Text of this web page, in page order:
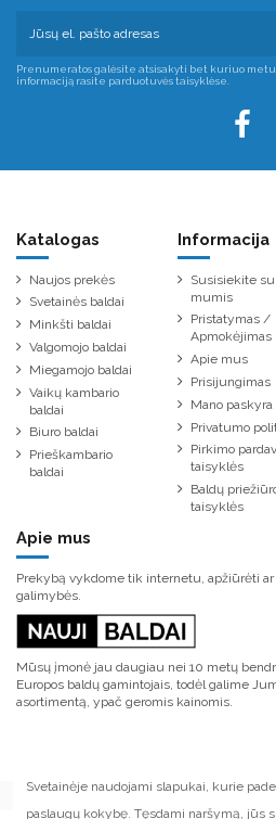
Prenumeratos galėsite atsisakyti bet kuriuo
informaciją rasite parduotuvės taisyklėse.
Katalogas
Naujos prekės
Svetainės baldai
Minkšti baldai
Valgomojo baldai
Miegamojo baldai
Vaikų kambario
baldai
Biuro baldai
Prieškambario
baldai
Informacija
Susisiekite su
mumis
Pristatymas /
Apmokėjimas
Apie mus
Prisijungimas
Mano paskyra
Privatumo
Pirkimo
taisyklės
Baldų
taisyklės
Apie mus
Prekybą vykdome tik internetu, apžiūrėti
galimybės.
Mūsų įmonė jau daugiau nei 10 metų
Europos baldų gamintojais, todėl galime
asortimentą, ypač geromis kainomis.
Svetainėje naudojami slapukai, kurie
paslaugų kokybę. Tęsdami naršymą, jūs